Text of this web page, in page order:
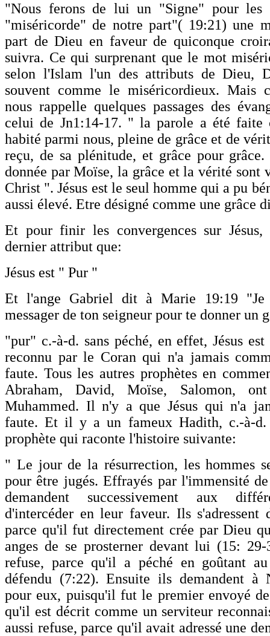
"Nous ferons de lui un "Signe" pour les
"miséricorde" de notre part"( 19:21) une
part de Dieu en faveur de quiconque
suivra. Ce qui surprenant que le mot
selon l'Islam l'un des attributs de Dieu,
souvent comme le miséricordieux. Mais
nous rappelle quelques passages des
celui de Jn1:14-17. " la parole a été faite
habité parmi nous, pleine de grâce et de
reçu, de sa plénitude, et grâce pour
donnée par Moïse, la grâce et la vérité sont
Christ ". Jésus est le seul homme qui a pu
aussi élevé. Etre désigné comme une grâce
Et pour finir les convergences sur
dernier attribut que:
Jésus est " Pur "
Et l'ange Gabriel dit à Marie 19:19
messager de ton seigneur pour te donner un
"pur" c.-à-d. sans péché, en effet, Jésus
reconnu par le Coran qui n'a jamais
faute. Tous les autres prophètes en
Abraham, David, Moïse, Salomon,
Muhammed. Il n'y a que Jésus qui n'a
faute. Et il y a un fameux Hadith, c.-à-
prophète qui raconte l'histoire suivante:
" Le jour de la résurrection, les hommes
pour être jugés. Effrayés par l'immensité
demandent successivement aux
d'intercéder en leur faveur. Ils s'adressent
parce qu'il fut directement crée par Dieu
anges de se prosterner devant lui (15:
refuse, parce qu'il a péché en goûtant
défendu (7:22). Ensuite ils demandent à
pour eux, puisqu'il fut le premier envoyé
qu'il est décrit comme un serviteur
aussi refuse, parce qu'il avait adressé une